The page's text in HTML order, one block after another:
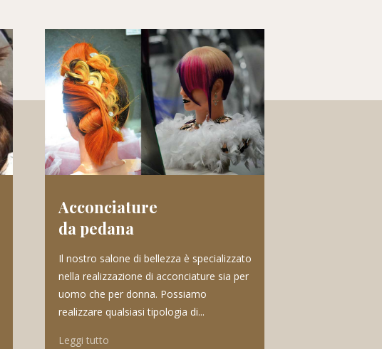
Acconciature
da pedana
Il nostro salone di bellezza è specializzato
nella realizzazione di acconciature sia per
uomo che per donna. Possiamo
realizzare qualsiasi tipologia di...
Leggi tutto